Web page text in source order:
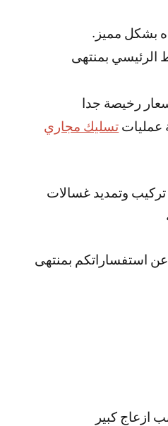
بشكل مميز.
الرئيسي بمنتهى
رخيصة جدا
عمليات تسليك مجاري
تركيب وتمديد غسالات
استفساراتكم بمنتهى
ازعاج كبير